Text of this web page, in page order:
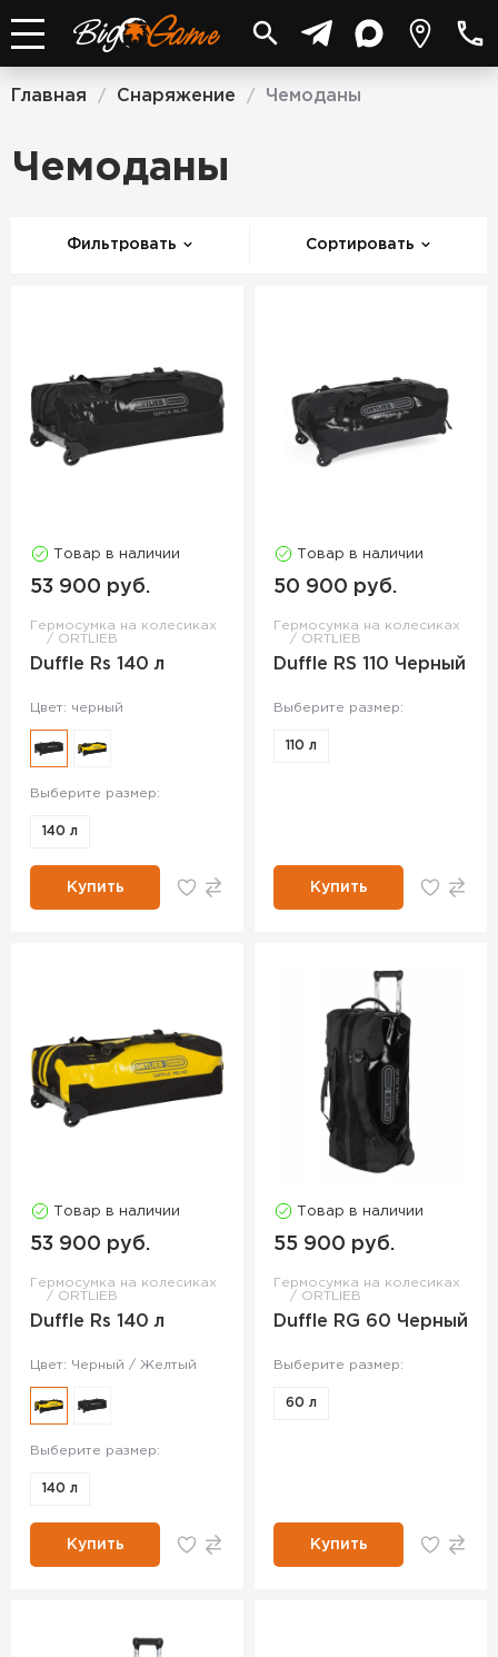
Главная / Снаряжение / Чемоданы
Чемоданы
Фильтровать Сортировать
Товар в наличии
53 900 руб.
Гермосумка на колесиках
ORTLIEB
Duffle Rs 140 л
Цвет: черный
Выберите размер:
140 л
Купить
Товар в наличии
50 900 руб.
Гермосумка на колесиках
ORTLIEB
Duffle RS 110 Черный
Выберите размер:
110 л
Купить
Товар в наличии
53 900 руб.
Гермосумка на колесиках
ORTLIEB
Duffle Rs 140 л
Цвет: Черный / Желтый
Выберите размер:
140 л
Купить
Товар в наличии
55 900 руб.
Гермосумка на колесиках
ORTLIEB
Duffle RG 60 Черный
Выберите размер:
60 л
Купить